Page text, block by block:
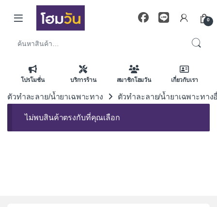
Skip to navigation
Skip to content
0
โปรโมชั่น บริการร้าน สมาชิกโฮมวัน เกี่ยวกับเรา
ตัวทำละลาย/น้ำยาเฉพาะทาง ตัวทำละลาย/น้ำยาเฉพาะทาง
ไม่พบสินค้าตรงกับที่คุณเลือก